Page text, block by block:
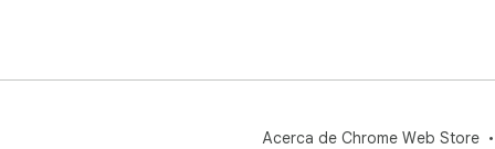
Acerca de Chrome Web Store